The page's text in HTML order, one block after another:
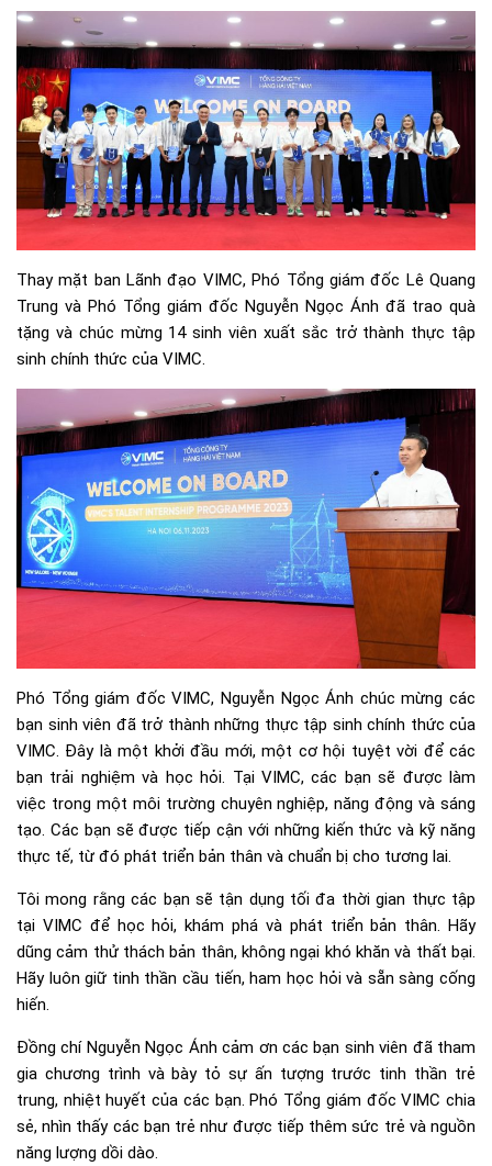
Thay mặt ban Lãnh đạo VIMC, Phó Tổng giám đốc Lê Quang
Trung và Phó Tổng giám đốc Nguyễn Ngọc Ánh đã trao quà
tặng và chúc mừng 14 sinh viên xuất sắc trở thành thực tập
sinh chính thức của VIMC.
Phó Tổng giám đốc VIMC, Nguyễn Ngọc Ánh chúc mừng các
bạn sinh viên đã trở thành những thực tập sinh chính thức của
VIMC. Đây là một khởi đầu mới, một cơ hội tuyệt vời để các
bạn trải nghiệm và học hỏi. Tại VIMC, các bạn sẽ được làm
việc trong một môi trường chuyên nghiệp, năng động và sáng
tạo. Các bạn sẽ được tiếp cận với những kiến thức và kỹ năng
thực tế, từ đó phát triển bản thân và chuẩn bị cho tương lai.
Tôi mong rằng các bạn sẽ tận dụng tối đa thời gian thực tập
tại VIMC để học hỏi, khám phá và phát triển bản thân. Hãy
dũng cảm thử thách bản thân, không ngại khó khăn và thất bại.
Hãy luôn giữ tinh thần cầu tiến, ham học hỏi và sẵn sàng cống
hiến.
Đồng chí Nguyễn Ngọc Ánh cảm ơn các bạn sinh viên đã tham
gia chương trình và bày tỏ sự ấn tượng trước tinh thần trẻ
trung, nhiệt huyết của các bạn. Phó Tổng giám đốc VIMC chia
sẻ, nhìn thấy các bạn trẻ như được tiếp thêm sức trẻ và nguồn
năng lượng dồi dào.